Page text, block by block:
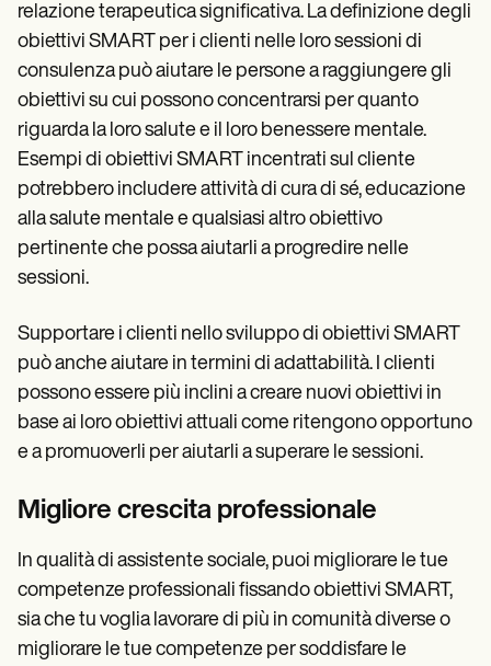
relazione terapeutica significativa. La definizione degli
obiettivi SMART per i clienti nelle loro sessioni di
consulenza può aiutare le persone a raggiungere gli
obiettivi su cui possono concentrarsi per quanto
riguarda la loro salute e il loro benessere mentale.
Esempi di obiettivi SMART incentrati sul cliente
potrebbero includere attività di cura di sé, educazione
alla salute mentale e qualsiasi altro obiettivo
pertinente che possa aiutarli a progredire nelle
sessioni.
Supportare i clienti nello sviluppo di obiettivi SMART
può anche aiutare in termini di adattabilità. I clienti
possono essere più inclini a creare nuovi obiettivi in
base ai loro obiettivi attuali come ritengono opportuno
e a promuoverli per aiutarli a superare le sessioni.
Migliore crescita professionale
In qualità di assistente sociale, puoi migliorare le tue
competenze professionali fissando obiettivi SMART,
sia che tu voglia lavorare di più in comunità diverse o
migliorare le tue competenze per soddisfare le